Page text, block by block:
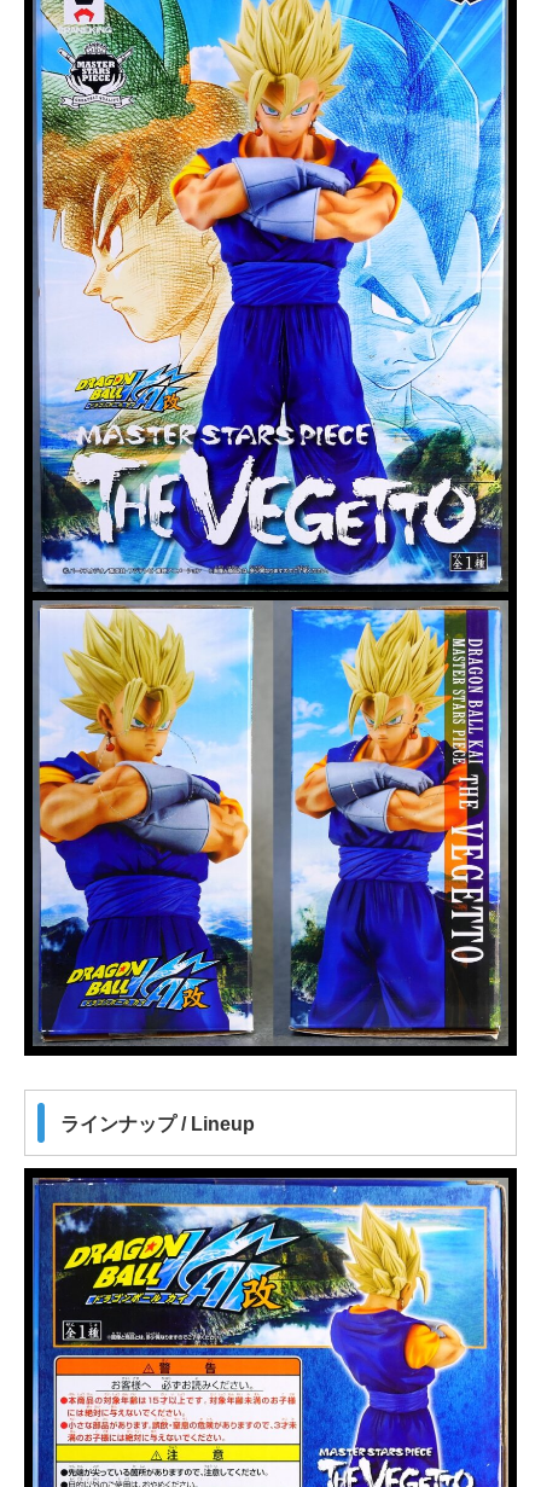
ラインナップ / Lineup